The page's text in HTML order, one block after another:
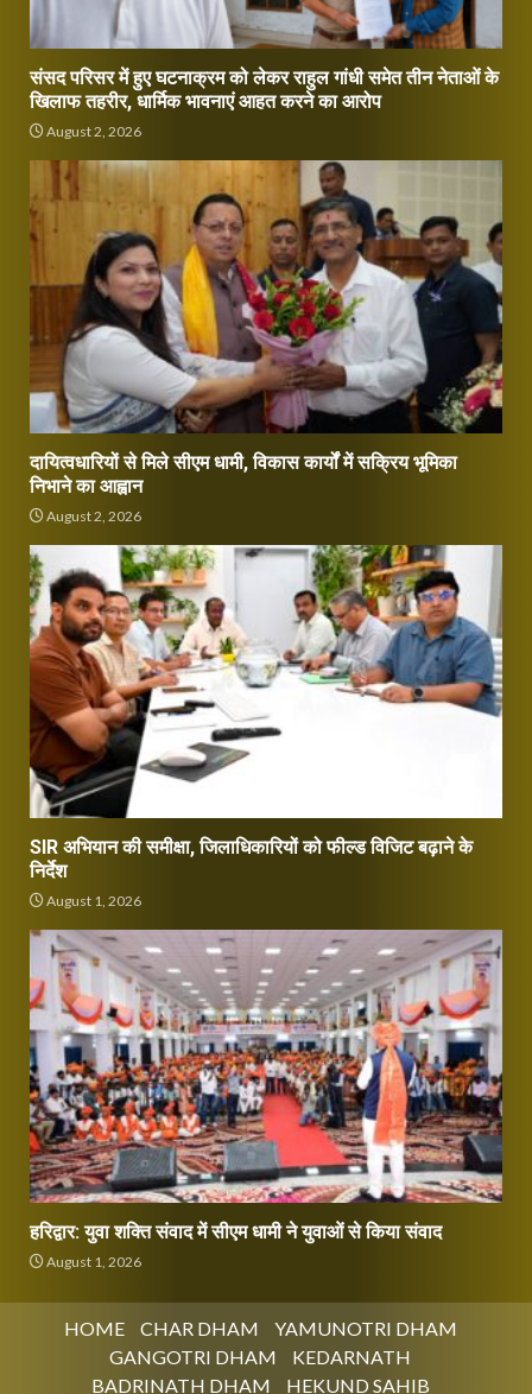
संसद परिसर में हुए घटनाक्रम को लेकर राहुल गांधी समेत तीन नेताओं के
खिलाफ तहरीर, धार्मिक भावनाएं आहत करने का आरोप
August 2, 2026
दायित्वधारियों से मिले सीएम धामी, विकास कार्यों में सक्रिय भूमिका
निभाने का आह्वान
August 2, 2026
SIR अभियान की समीक्षा, जिलाधिकारियों को फील्ड विजिट बढ़ाने के
निर्देश
August 1, 2026
हरिद्वार: युवा शक्ति संवाद में सीएम धामी ने युवाओं से किया संवाद
August 1, 2026
HOME CHAR DHAM
YAMUNOTRI DHAM
GANGOTRI DHAM
KEDARNATH
BADRINATH DHAM
HEKUND SAHIB